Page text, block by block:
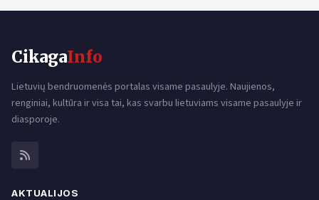
CikagaInfo
Lietuvių bendruomenės portalas visame pasaulyje. Naujienos,
renginiai, kultūra ir visa tai, kas svarbu lietuviams visame pasaulyje ir
diasporoje.
AKTUALIJOS